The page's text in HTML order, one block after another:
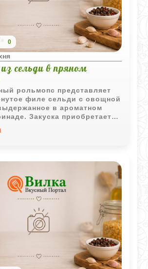
0
сельди в пряном
рольмопс представляет
филе сельди с овощной
в ароматном
Закуска приобретает
вкус уже через сутки и
для праздничного